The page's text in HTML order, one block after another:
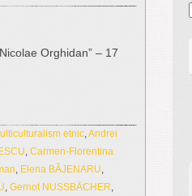
Orghidan” – 17
etnic,Andrei
, Carmen-Florentina
, Elena BÃJENARU,
, Gernot NUSSBÄCHER,